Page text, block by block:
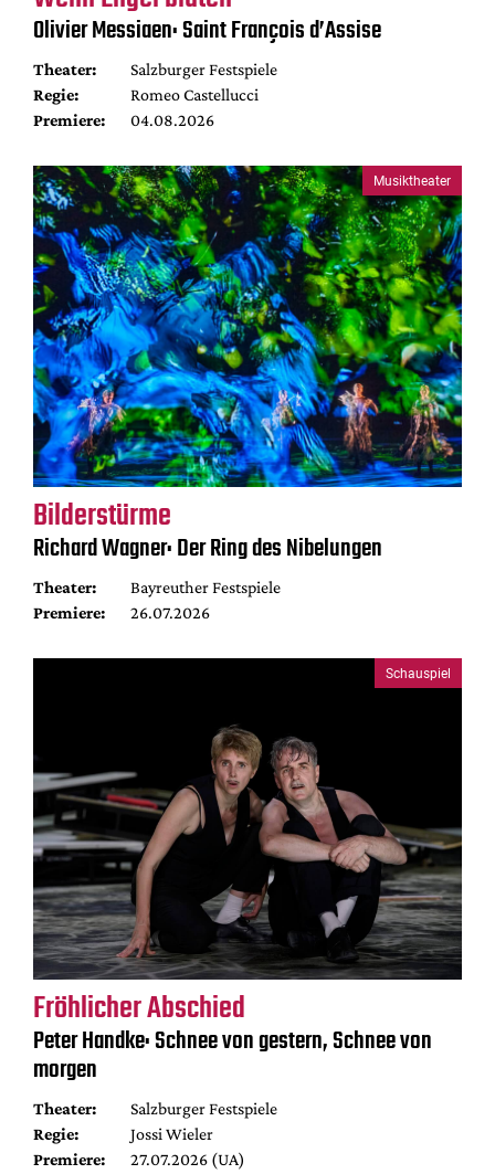
Mediadaten
Suche
Olivier Messiaen: Saint François d’Assise
Theater:
Salzburger Festspiele
Regie:
Romeo Castellucci
Premiere:
04.08.2026
Musiktheater
Bilderstürme
Richard Wagner: Der Ring des Nibelungen
Theater:
Bayreuther Festspiele
Premiere:
26.07.2026
Schauspiel
Fröhlicher Abschied
Peter Handke: Schnee von gestern, Schnee von
morgen
Theater:
Salzburger Festspiele
Regie:
Jossi Wieler
Premiere:
27.07.2026 (UA)